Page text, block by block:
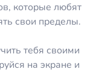
которые любят
свои пределы.
тебя своими
на экране и